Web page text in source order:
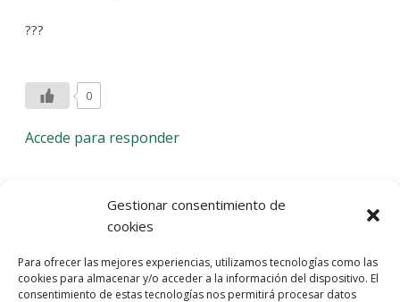
Gestionar consentimiento de
cookies
Para ofrecer las mejores experiencias, utilizamos tecnologías como las
cookies para almacenar y/o acceder a la información del dispositivo. El
consentimiento de estas tecnologías nos permitirá procesar datos
???
0
Accede para responder
Deja una respuesta
comentario.